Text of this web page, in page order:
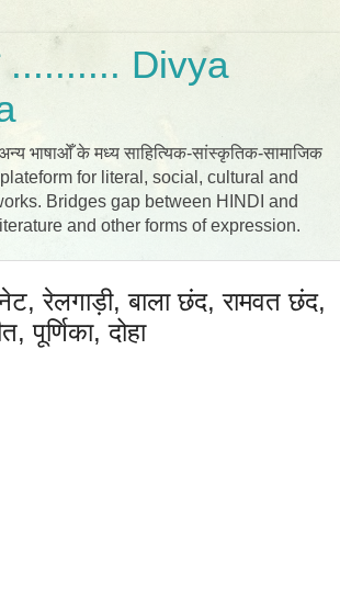
.......... Divya
अन्य भाषाओँ के मध्य साहित्यिक-सांस्कृतिक-सामाजिक
plateform for literal, social, cultural and
Bridges gap between HINDI and
and other forms of expression.
रेलगाड़ी, बाला छंद, रामवत छंद,
पूर्णिका, दोहा